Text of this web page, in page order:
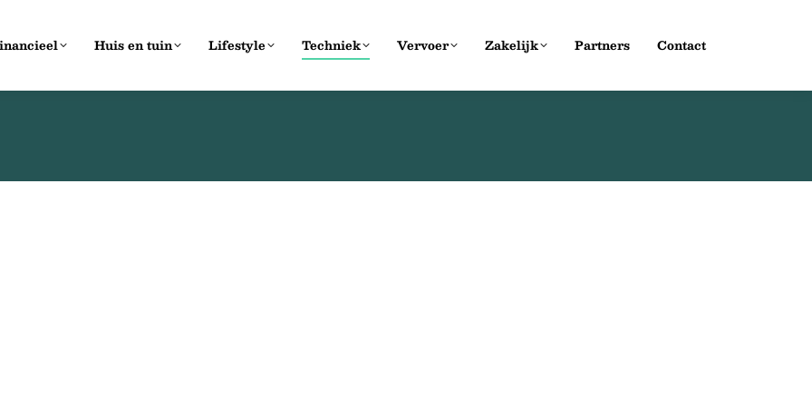
Huis en tuin Lifestyle Techniek Vervoer Zakelijk Partners Contact